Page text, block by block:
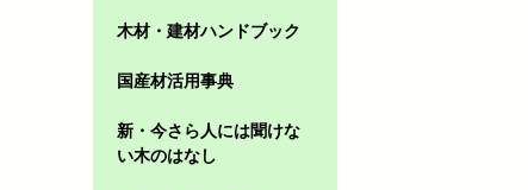
木材・建材ハンドブック
国産材活用事典
新・今さら人には聞けな
い木のはなし